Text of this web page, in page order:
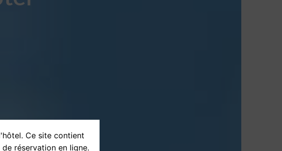
Ce site contient
réservation en ligne.